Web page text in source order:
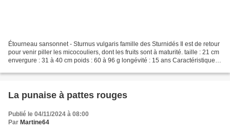
Étourneau sansonnet - Sturnus vulgaris famille des Sturnidés Il est de retour
pour venir piller les micocouliers, dont les fruits sont à maturité. taille : 21 cm
envergure : 31 à 40 cm poids : 60 à 96 g longévité : 15 ans Caractéristiques
La punaise à pattes rouges
Publié le 04/11/2024 à 08:00
Par Martine64